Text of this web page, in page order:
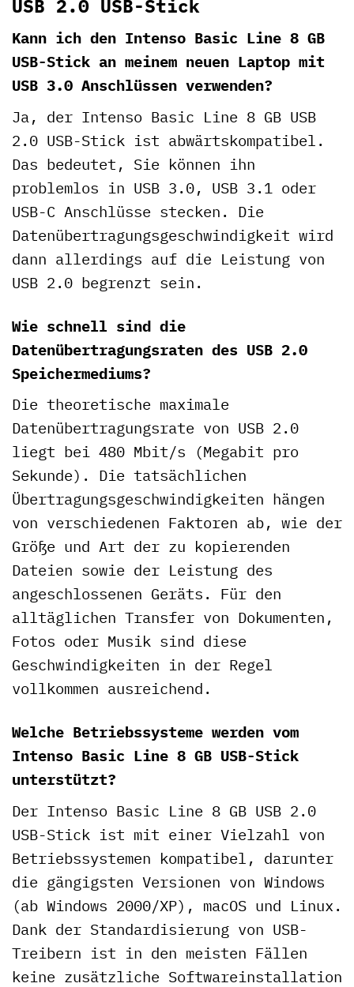
USB 2.0 USB-Stick
Kann ich den Intenso Basic Line 8 GB
USB-Stick an meinem neuen Laptop mit
USB 3.0 Anschlüssen verwenden?
Ja, der Intenso Basic Line 8 GB USB
2.0 USB-Stick ist abwärtskompatibel.
Das bedeutet, Sie können ihn
problemlos in USB 3.0, USB 3.1 oder
USB-C Anschlüsse stecken. Die
Datenübertragungsgeschwindigkeit wird
dann allerdings auf die Leistung von
USB 2.0 begrenzt sein.
Wie schnell sind die
Datenübertragungsraten des USB 2.0
Speichermediums?
Die theoretische maximale
Datenübertragungsrate von USB 2.0
liegt bei 480 Mbit/s (Megabit pro
Sekunde). Die tatsächlichen
Übertragungsgeschwindigkeiten hängen
von verschiedenen Faktoren ab, wie der
Größe und Art der zu kopierenden
Dateien sowie der Leistung des
angeschlossenen Geräts. Für den
alltäglichen Transfer von Dokumenten,
Fotos oder Musik sind diese
Geschwindigkeiten in der Regel
vollkommen ausreichend.
Welche Betriebssysteme werden vom
Intenso Basic Line 8 GB USB-Stick
unterstützt?
Der Intenso Basic Line 8 GB USB 2.0
USB-Stick ist mit einer Vielzahl von
Betriebssystemen kompatibel, darunter
die gängigsten Versionen von Windows
(ab Windows 2000/XP), macOS und Linux.
Dank der Standardisierung von USB-
Treibern ist in den meisten Fällen
keine zusätzliche Softwareinstallation